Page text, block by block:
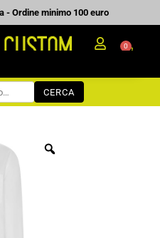
- Ordine minimo 100 euro
0
CERCA